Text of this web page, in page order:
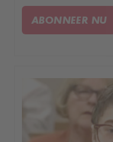
publieke en fysieke
Toledo.
ABONNEER NU